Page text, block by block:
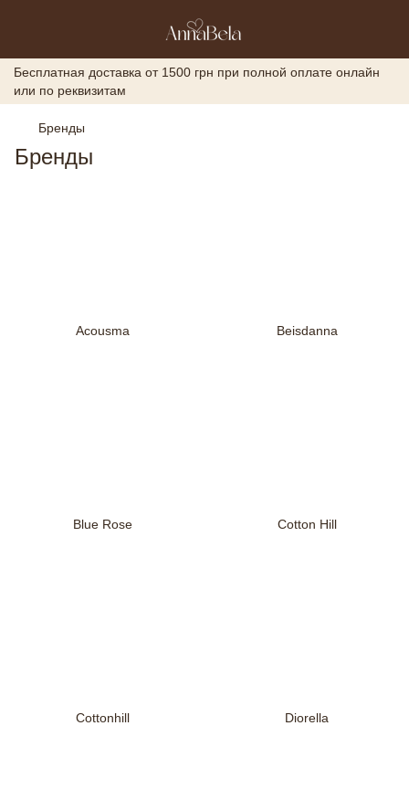
Бесплатная доставка от 1500 грн при полной оплате онлайн
или по реквизитам
Бренды
Бренды
Acousma Beisdanna
Blue Rose Cotton Hill
Cottonhill Diorella